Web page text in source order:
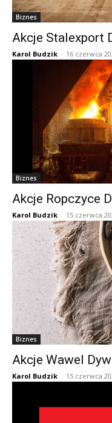
Biznes
Akcje Stalexport
Karol Budzik - 16 czerwca
Biznes
Akcje Ropczyce
Karol Budzik - 15 czerwca
Biznes
Akcje Wawel
Karol Budzik - 15 czerwca